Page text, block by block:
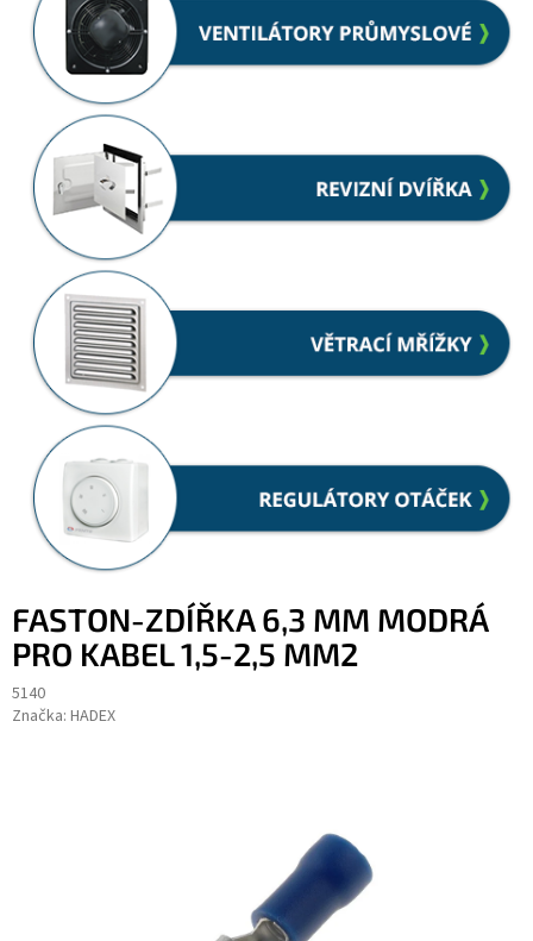
FASTON-ZDÍŘKA 6,3 MM MODRÁ
PRO KABEL 1,5-2,5 MM2
5140
Značka: HADEX